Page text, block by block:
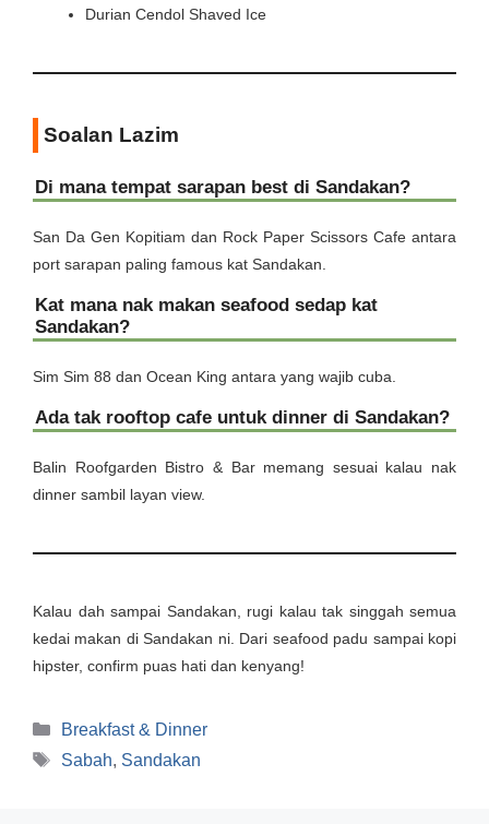
Durian Cendol Shaved Ice
Soalan Lazim
Di mana tempat sarapan best di Sandakan?
San Da Gen Kopitiam dan Rock Paper Scissors Cafe antara
port sarapan paling famous kat Sandakan.
Kat mana nak makan seafood sedap kat
Sandakan?
Sim Sim 88 dan Ocean King antara yang wajib cuba.
Ada tak rooftop cafe untuk dinner di Sandakan?
Balin Roofgarden Bistro & Bar memang sesuai kalau nak
dinner sambil layan view.
Kalau dah sampai Sandakan, rugi kalau tak singgah semua
kedai makan di Sandakan ni. Dari seafood padu sampai kopi
hipster, confirm puas hati dan kenyang!
Categories
Breakfast & Dinner
Tags
Sabah, Sandakan